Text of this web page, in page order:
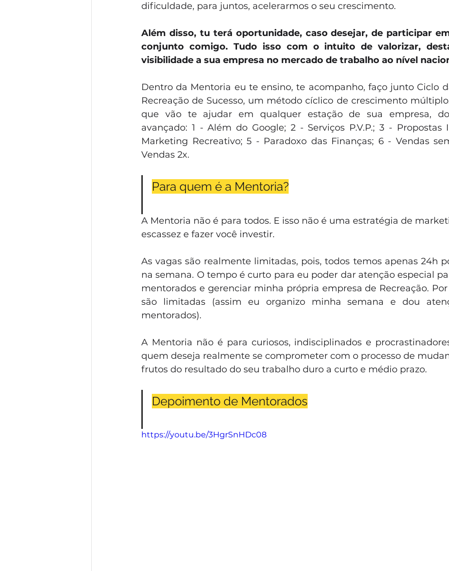
dificuldade, para juntos, acelerarmos o seu crescimento.
Além disso, tu terá oportunidade, caso desejar, de participar
conjunto comigo. Tudo isso com o intuito de valorizar,
visibilidade a sua empresa no mercado de trabalho ao nível
Dentro da Mentoria eu te ensino, te acompanho, faço junto Ciclo
Recreação de Sucesso, um método cíclico de crescimento
que vão te ajudar em qualquer estação de sua empresa,
avançado: 1 - Além do Google; 2 - Serviços P.V.P.; 3 - Propostas
Marketing Recreativo; 5 - Paradoxo das Finanças; 6 - Vendas
Vendas 2x.
Para quem é a Mentoria?
A Mentoria não é para todos. ​E isso não é uma estratégia de
escassez e fazer você investir.
As vagas são realmente limitadas, pois, todos temos apenas 24h
na semana. O tempo é curto para eu poder dar atenção especial
mentorados e gerenciar minha própria empresa de Recreação. Por
são limitadas (assim eu organizo minha semana e dou
mentorados).
A Mentoria não é para curiosos, indisciplinados e
quem deseja realmente se comprometer com o processo de
frutos do resultado do seu trabalho duro a curto e médio prazo.
Depoimento de Mentorados
https://youtu.be/3HgrSnHDc08